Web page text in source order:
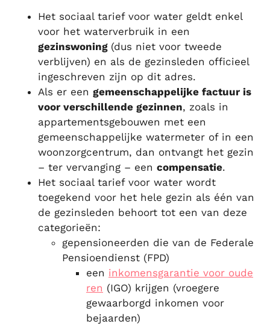
Het sociaal tarief voor water geldt enkel
voor het waterverbruik in een
gezinswoning (dus niet voor tweede
verblijven) en als de gezinsleden officieel
ingeschreven zijn op dit adres.
Als er een gemeenschappelijke factuur is
voor verschillende gezinnen, zoals in
appartementsgebouwen met een
gemeenschappelijke watermeter of in een
woonzorgcentrum, dan ontvangt het gezin
– ter vervanging – een compensatie.
Het sociaal tarief voor water wordt
toegekend voor het hele gezin als één van
de gezinsleden behoort tot een van deze
categorieën:
gepensioneerden die van de Federale
Pensioendienst (FPD)
een inkomensgarantie voor oude
ren (IGO) krijgen (vroegere
gewaarborgd inkomen voor
bejaarden)